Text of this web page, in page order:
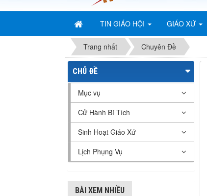
TIN GIÁO HỘI GIÁO XỨ
Trang nhất Chuyên Đề
CHỦ ĐỀ
Mục vụ
Cử Hành Bí Tích
Sinh Hoạt Giáo Xứ
Lịch Phụng Vụ
BÀI XEM NHIỀU